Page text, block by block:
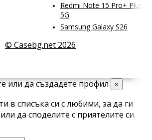
Redmi Note 15 Pro+ Plus
5G
Samsung Galaxy S26
© Casebg.net 2026
или да създадете профил ×
в списъка си с любими, за да ги
да споделите с приятелите си.